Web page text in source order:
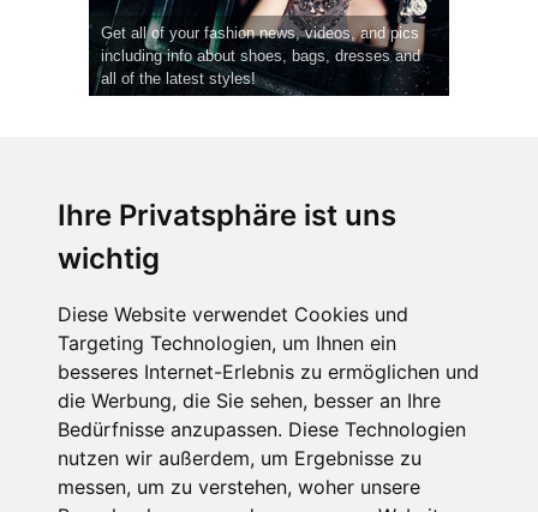
Ihre Privatsphäre ist uns
wichtig
Diese Website verwendet Cookies und
Targeting Technologien, um Ihnen ein
besseres Internet-Erlebnis zu ermöglichen und
die Werbung, die Sie sehen, besser an Ihre
Bedürfnisse anzupassen. Diese Technologien
nutzen wir außerdem, um Ergebnisse zu
messen, um zu verstehen, woher unsere
Get all of your fashion news, videos, and pics
including info about shoes, bags, dresses and
all of the latest styles!
CPost.org© 2013-2023 The Celebrity Post.
Terms of Use Privacy | Cookies Policy( Einstellungen ändern
About Us
Advertising
Contact Us